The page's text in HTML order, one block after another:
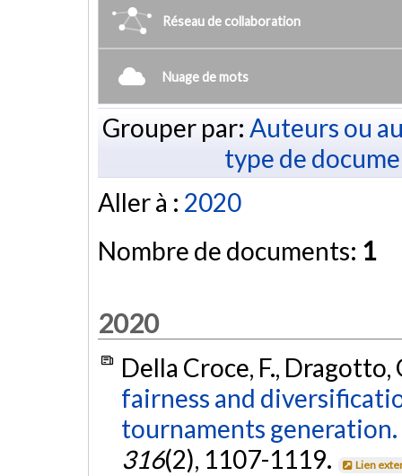
Réseau de collaboration
Nuage de mots
Grouper par: Auteurs ou
type de
Aller à : 2020
Nombre de documents: 1
2020
Della Croce, F., Dragotto,
fairness and
tournaments generation.
316(2), 1107-1119. Lien